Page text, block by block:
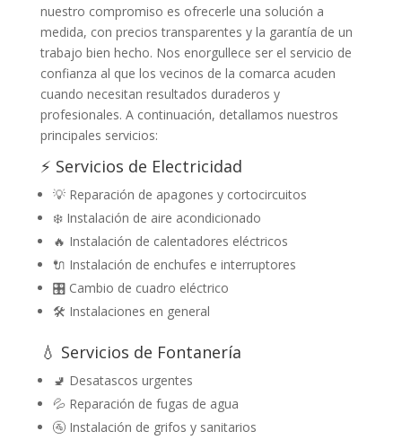
nuestro compromiso es ofrecerle una solución a
medida, con precios transparentes y la garantía de un
trabajo bien hecho. Nos enorgullece ser el servicio de
confianza al que los vecinos de la comarca acuden
cuando necesitan resultados duraderos y
profesionales. A continuación, detallamos nuestros
principales servicios:
⚡ Servicios de Electricidad
💡 Reparación de apagones y cortocircuitos
❄️ Instalación de aire acondicionado
🔥 Instalación de calentadores eléctricos
🔌 Instalación de enchufes e interruptores
🎛️ Cambio de cuadro eléctrico
🛠️ Instalaciones en general
💧 Servicios de Fontanería
🚽 Desatascos urgentes
💦 Reparación de fugas de agua
🚰 Instalación de grifos y sanitarios